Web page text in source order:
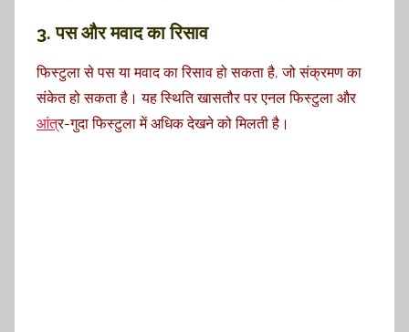
3. पस और मवाद का रिसाव
फिस्टुला से पस या मवाद का रिसाव हो सकता है, जो संक्रमण का
संकेत हो सकता है। यह स्थिति खासतौर पर एनल फिस्टुला और
आंत्र-गुदा फिस्टुला में अधिक देखने को मिलती है।